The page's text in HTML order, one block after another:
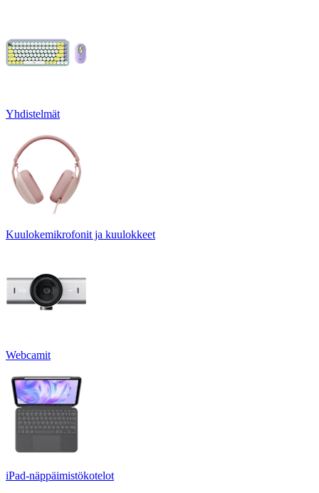
Yhdistelmät
Kuulokemikrofonit ja kuulokkeet
Webcamit
iPad-näppäimistökotelot